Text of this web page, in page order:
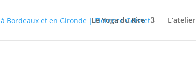
Le Yoga du Rire L’atelier